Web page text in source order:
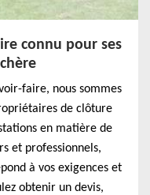
connu pour ses
faire, nous sommes
de clôture
en matière de
et professionnels,
à vos exigences et
obtenir un devis,